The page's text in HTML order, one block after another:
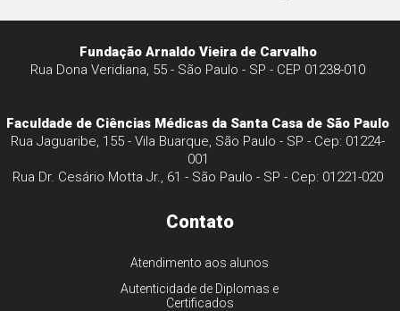
Fundação Arnaldo Vieira de Carvalho
Rua Dona Veridiana, 55 - São Paulo - SP - CEP 01238-010
Faculdade de Ciências Médicas da Santa Casa de São Paulo
Rua Jaguaribe, 155 - Vila Buarque, São Paulo - SP - Cep: 01224-
001
Rua Dr. Cesário Motta Jr., 61 - São Paulo - SP - Cep: 01221-020
Contato
Atendimento aos alunos
Autenticidade de Diplomas e
Certificados